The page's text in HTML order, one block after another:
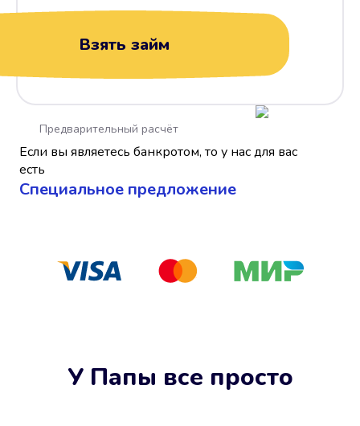
Взять займ
Если вы являетесь банкротом, то у нас для вас
есть
Cпециальное предложение
Предварительный расчёт
У Папы все просто